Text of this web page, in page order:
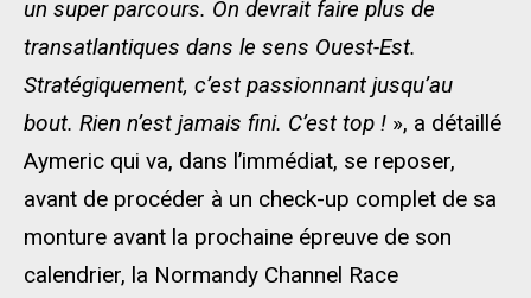
un super parcours. On devrait faire plus de
transatlantiques dans le sens Ouest-Est.
Stratégiquement, c’est passionnant jusqu’au
bout. Rien n’est jamais fini. C’est top ! », a détaillé
Aymeric qui va, dans l’immédiat, se reposer,
avant de procéder à un check-up complet de sa
monture avant la prochaine épreuve de son
calendrier, la Normandy Channel Race